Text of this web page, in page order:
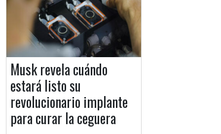
Musk revela cuándo
estará listo su
revolucionario implante
para curar la ceguera